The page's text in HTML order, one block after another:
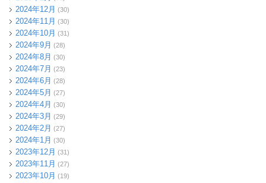
2024年12月 (30)
2024年11月 (30)
2024年10月 (31)
2024年9月 (28)
2024年8月 (30)
2024年7月 (23)
2024年6月 (28)
2024年5月 (27)
2024年4月 (30)
2024年3月 (29)
2024年2月 (27)
2024年1月 (30)
2023年12月 (31)
2023年11月 (27)
2023年10月 (19)